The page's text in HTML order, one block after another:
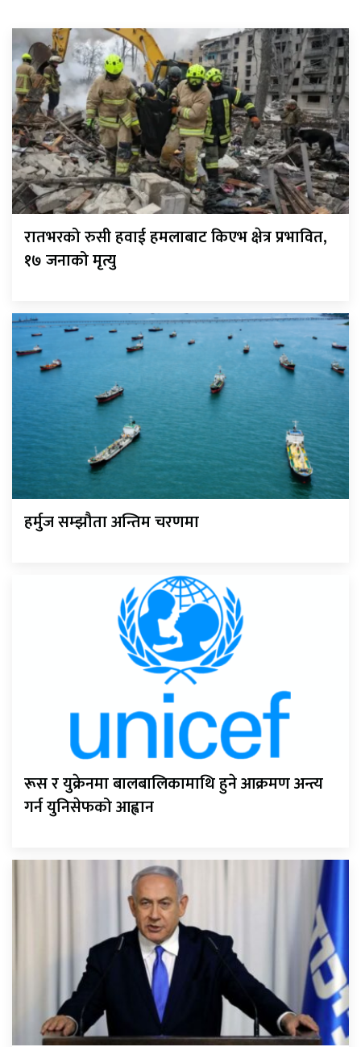
रातभरको रुसी हवाई हमलाबाट किएभ क्षेत्र प्रभावित,
१७ जनाको मृत्यु
हर्मुज सम्झौता अन्तिम चरणमा
रूस र युक्रेनमा बालबालिकामाथि हुने आक्रमण अन्त्य
गर्न युनिसेफको आह्वान